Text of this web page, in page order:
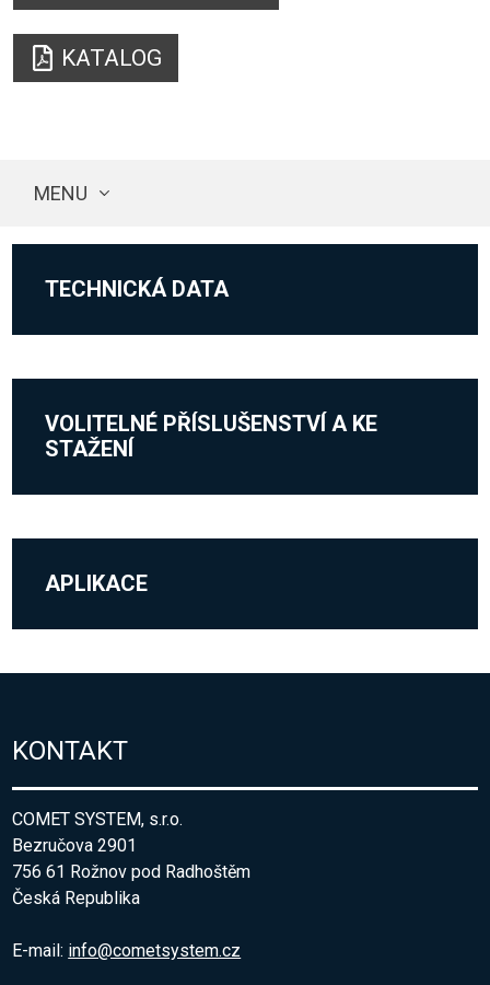
KATALOG
MENU
TECHNICKÁ DATA
VOLITELNÉ PŘÍSLUŠENSTVÍ A KE
STAŽENÍ
APLIKACE
KONTAKT
COMET SYSTEM, s.r.o.
Bezručova 2901
756 61 Rožnov pod Radhoštěm
Česká Republika
E-mail: info@cometsystem.cz